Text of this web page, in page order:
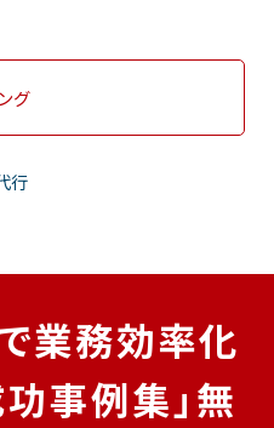
グ
行
業務効率化
事例集」無